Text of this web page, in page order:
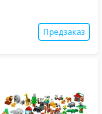
Предзаказ